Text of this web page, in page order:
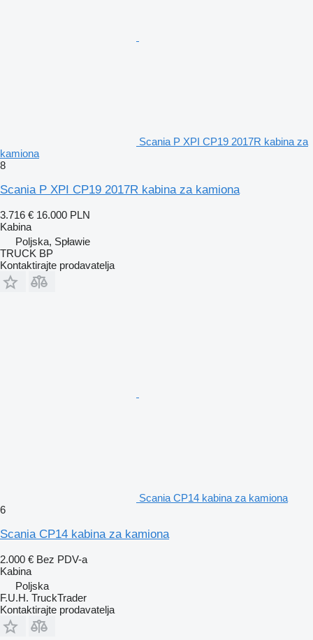
Scania P XPI CP19 2017R kabina za
kamiona
8
Scania P XPI CP19 2017R kabina za kamiona
3.716 € 16.000 PLN
Kabina
Poljska, Spławie
TRUCK BP
Kontaktirajte prodavatelja
Scania CP14 kabina za kamiona
6
Scania CP14 kabina za kamiona
2.000 € Bez PDV-a
Kabina
Poljska
F.U.H. TruckTrader
Kontaktirajte prodavatelja